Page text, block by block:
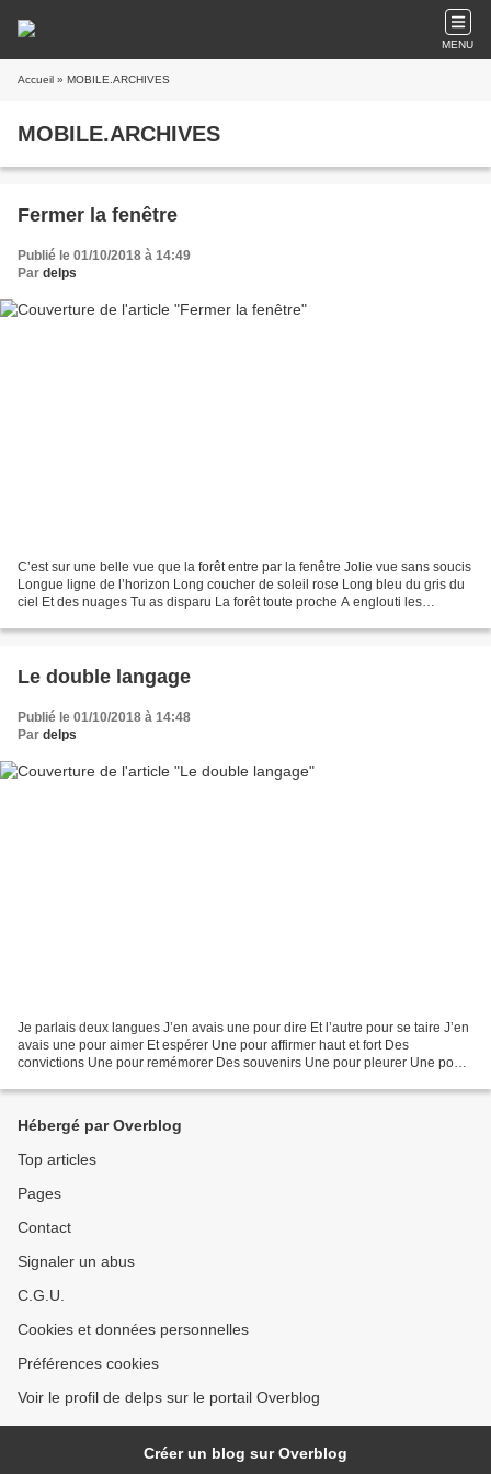
MENU
Accueil » MOBILE.ARCHIVES
MOBILE.ARCHIVES
Fermer la fenêtre
Publié le 01/10/2018 à 14:49
Par delps
C’est sur une belle vue que la forêt entre par la fenêtre Jolie vue sans soucis
Longue ligne de l’horizon Long coucher de soleil rose Long bleu du gris du
ciel Et des nuages Tu as disparu La forêt toute proche A englouti les
Le double langage
Publié le 01/10/2018 à 14:48
Par delps
Je parlais deux langues J’en avais une pour dire Et l’autre pour se taire J’en
avais une pour aimer Et espérer Une pour affirmer haut et fort Des
convictions Une pour remémorer Des souvenirs Une pour pleurer Une pour
Hébergé par Overblog
Top articles
Pages
Contact
Signaler un abus
C.G.U.
Cookies et données personnelles
Préférences cookies
Voir le profil de delps sur le portail Overblog
Créer un blog sur Overblog